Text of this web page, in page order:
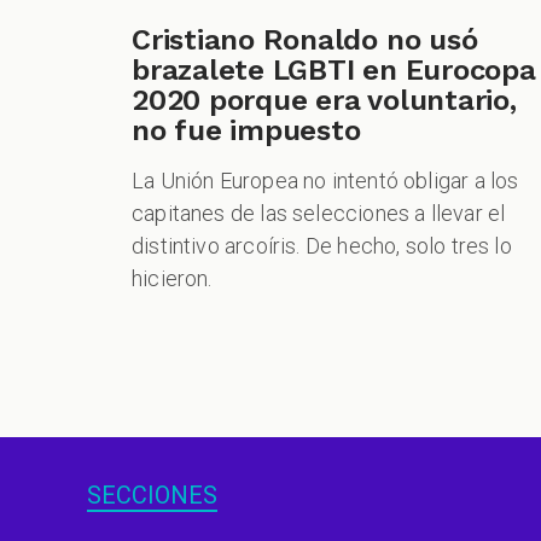
Cristiano Ronaldo no usó
brazalete LGBTI en Eurocopa
2020 porque era voluntario,
no fue impuesto
La Unión Europea no intentó obligar a los
capitanes de las selecciones a llevar el
distintivo arcoíris. De hecho, solo tres lo
hicieron.
SECCIONES